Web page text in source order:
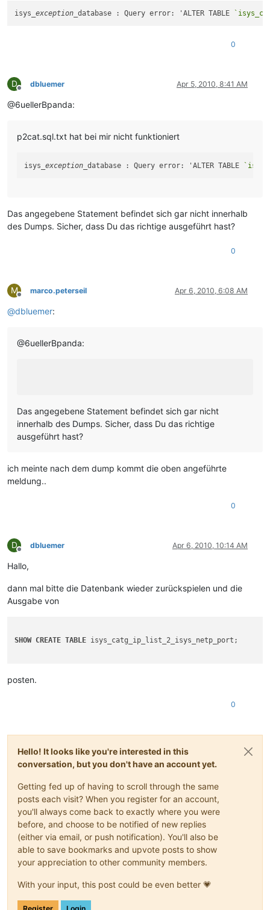
isys _exception_database : Query error: 'ALTER TABLE
0
D
Offline
dbluemer Apr 5, 2010, 8:41 AM
@6uellerBpanda:
p2cat.sql.txt hat bei mir nicht funktioniert
isys _exception_database : Query error: 'ALTER TABLE
Das angegebene Statement befindet sich gar nicht innerhalb
des Dumps. Sicher, dass Du das richtige ausgeführt hast?
0
M
Offline
marco.peterseil Apr 6, 2010, 6:08 AM
@dbluemer:
@6uellerBpanda:
Das angegebene Statement befindet sich gar nicht
innerhalb des Dumps. Sicher, dass Du das richtige
ausgeführt hast?
ich meinte nach dem dump kommt die oben angeführte
meldung..
0
D
Offline
dbluemer Apr 6, 2010, 10:14 AM
Hallo,
dann mal bitte die Datenbank wieder zurückspielen und die
Ausgabe von
SHOW CREATE TABLE isys_catg_ip_list_2_isys_netp_port;
posten.
0
Hello! It looks like you're interested in this
conversation, but you don't have an account yet.
Getting fed up of having to scroll through the same
posts each visit? When you register for an account,
you'll always come back to exactly where you were
before, and choose to be notified of new replies
(either via email, or push notification). You'll also be
able to save bookmarks and upvote posts to show
your appreciation to other community members.
With your input, this post could be even better 💗